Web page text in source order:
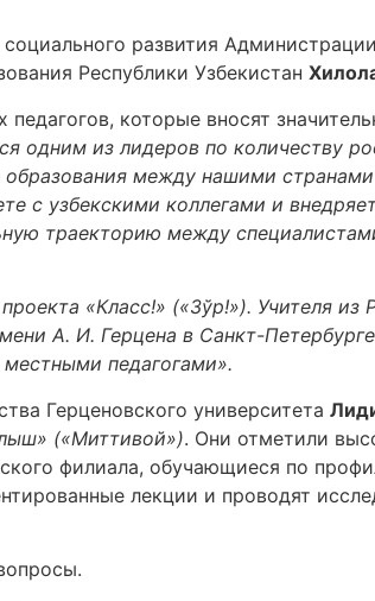
развития
Республики Узбекистан
которые вносят
одним из лидеров по количеству
образования между нашими
с узбекскими коллегами и
траекторию между
«Класс!» («Зўр!»). Учителя из
А. И. Герцена в Санкт-
педагогами».
Герценовского университета
(«Миттивой»). Они отметили
филиала, обучающиеся по
лекции и проводят